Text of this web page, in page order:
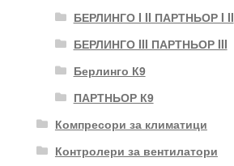
БЕРЛИНГО I II ПАРТНЬОР I II
БЕРЛИНГО III ПАРТНЬОР III
Берлинго К9
ПАРТНЬОР К9
Компресори за климатици
Контролери за вентилатори